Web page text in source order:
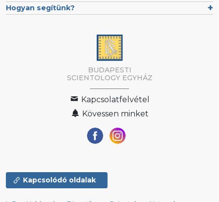
Hogyan segítünk?
BUDAPESTI
SCIENTOLOGY EGYHÁZ
Kapcsolatfelvétel
Kövessen minket
Kapcsolódó oldalak